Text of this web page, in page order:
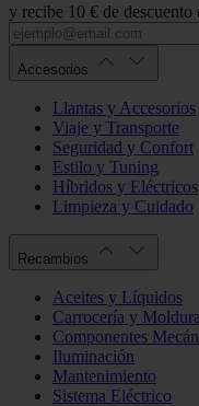
y recibe 10 € de
Accesorios
Llantas y Accesorios
Viaje y Transporte
Seguridad y Confort
Estilo y Tuning
Híbridos y Eléctricos
Limpieza y Cuidado
Recambios
Aceites y Líquidos
Carrocería y
Componentes
Iluminación
Mantenimiento
Sistema Eléctrico